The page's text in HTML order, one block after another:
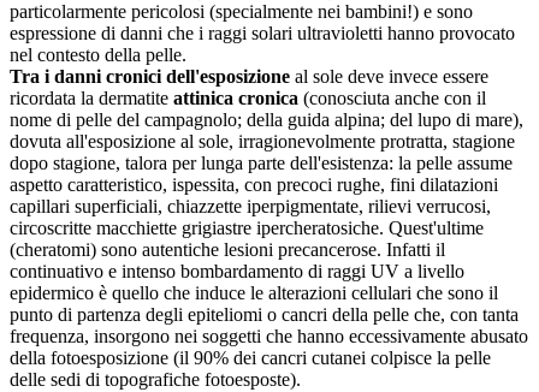
particolarmente pericolosi (specialmente nei bambini!) e sono
espressione di danni che i raggi solari ultravioletti hanno provocato
nel contesto della pelle.
Tra i danni cronici dell'esposizione al sole deve invece essere
ricordata la dermatite attinica cronica (conosciuta anche con il
nome di pelle del campagnolo; della guida alpina; del lupo di mare),
dovuta all'esposizione al sole, irragionevolmente protratta, stagione
dopo stagione, talora per lunga parte dell'esistenza: la pelle assume
aspetto caratteristico, ispessita, con precoci rughe, fini dilatazioni
capillari superficiali, chiazzette iperpigmentate, rilievi verrucosi,
circoscritte macchiette grigiastre ipercheratosiche. Quest'ultime
(cheratomi) sono autentiche lesioni precancerose. Infatti il
continuativo e intenso bombardamento di raggi UV a livello
epidermico è quello che induce le alterazioni cellulari che sono il
punto di partenza degli epiteliomi o cancri della pelle che, con tanta
frequenza, insorgono nei soggetti che hanno eccessivamente abusato
della fotoesposizione (il 90% dei cancri cutanei colpisce la pelle
delle sedi di topografiche fotoesposte).